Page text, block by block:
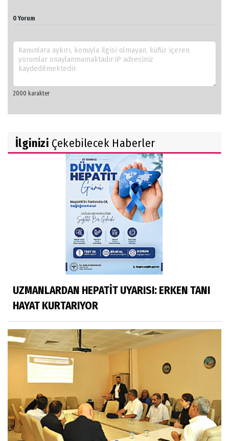
0 Yorum
İlginizi Çekebilecek Haberler
UZMANLARDAN HEPATİT UYARISI: ERKEN TANI
HAYAT KURTARIYOR